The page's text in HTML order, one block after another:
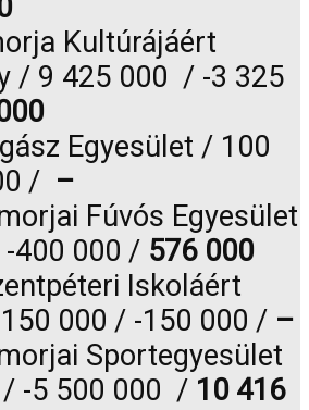
Kultúrájáért
/ 9 425 000 / -3 325
Egyesület / 100
/ –
Fúvós Egyesület
400 000 / 576 000
Iskoláért
000 / -150 000 / –
Sportegyesület
-5 500 000 / 10 416